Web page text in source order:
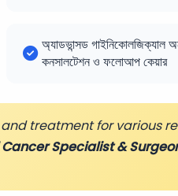
অ্যাডভান্সড গাইনিকোলজিক্যাল
কনসালটেশন ও ফলোআপ কেয়ার
treatment for various
Specialist &